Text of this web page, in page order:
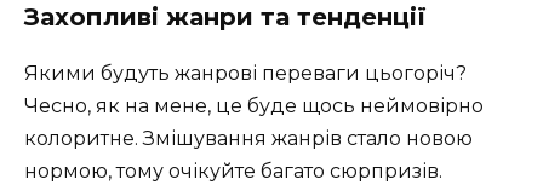
Захопливі жанри та тенденції
Якими будуть жанрові переваги цьогоріч?
Чесно, як на мене, це буде щось неймовірно
колоритне. Змішування жанрів стало новою
нормою, тому очікуйте багато сюрпризів.